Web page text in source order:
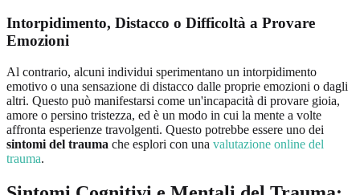
Intorpidimento, Distacco o Difficoltà a Provare
Emozioni
Al contrario, alcuni individui sperimentano un intorpidimento
emotivo o una sensazione di distacco dalle proprie emozioni o dagli
altri. Questo può manifestarsi come un'incapacità di provare gioia,
amore o persino tristezza, ed è un modo in cui la mente a volte
affronta esperienze travolgenti. Questo potrebbe essere uno dei
sintomi del trauma che esplori con una valutazione online del
trauma.